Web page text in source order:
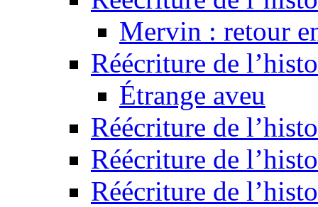
Mervin : retour
Réécriture de
Étrange aveu
Réécriture de
Réécriture de
Réécriture de